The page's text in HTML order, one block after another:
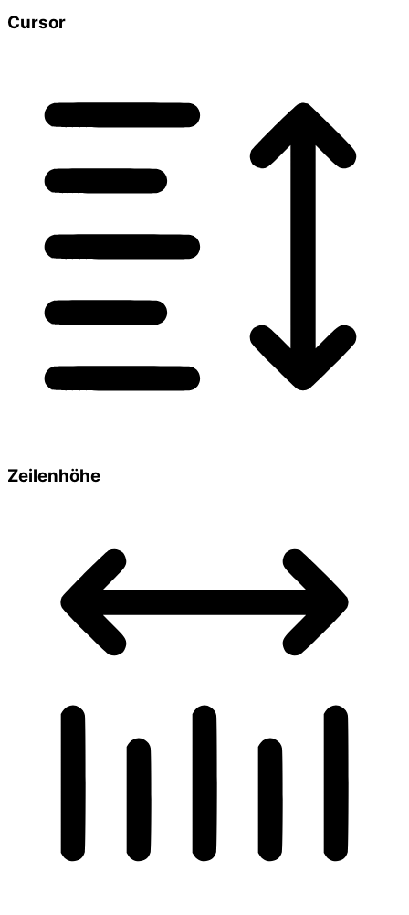
Cursor
Zeilenhöhe